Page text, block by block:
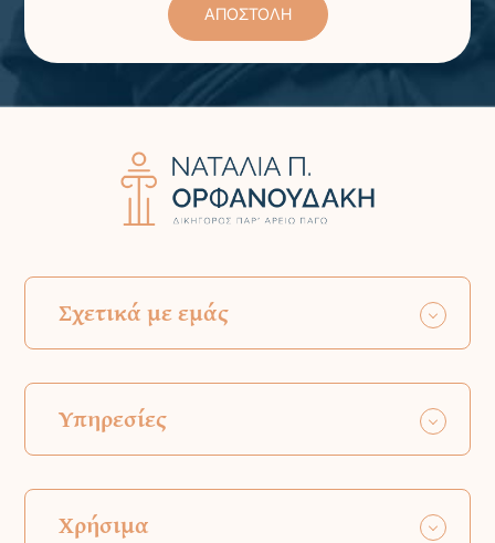
Σχετικά με εμάς
Υπηρεσίες
Χρήσιμα